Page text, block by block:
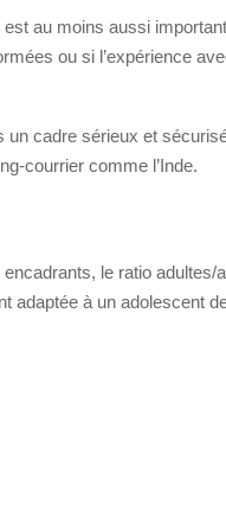
au moins aussi
ou si l’expérience
cadre sérieux et
courrier comme l’Inde.
le ratio
adaptée à un adolescent